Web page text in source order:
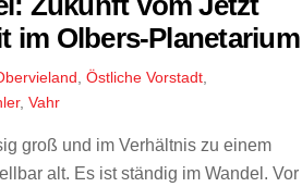
im Olbers-Planetarium
, Östliche Vorstadt,
, Vahr
groß und im Verhältnis zu einem
alt. Es ist ständig im Wandel. Vor